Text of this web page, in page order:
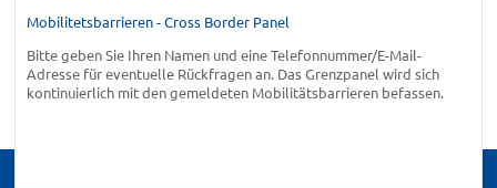
Mobilitetsbarrieren - Cross Border Panel
Bitte geben Sie Ihren Namen und eine Telefonnummer/E-Mail-
Adresse für eventuelle Rückfragen an. Das Grenzpanel wird sich
kontinuierlich mit den gemeldeten Mobilitätsbarrieren befassen.